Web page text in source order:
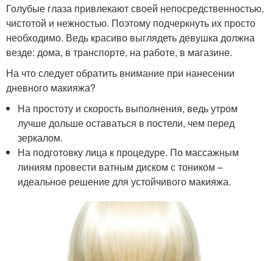
Голубые глаза привлекают своей непосредственностью,
чистотой и нежностью. Поэтому подчеркнуть их просто
необходимо. Ведь красиво выглядеть девушка должна
везде: дома, в транспорте, на работе, в магазине.
На что следует обратить внимание при нанесении
дневного макияжа?
На простоту и скорость выполнения, ведь утром
лучше дольше оставаться в постели, чем перед
зеркалом.
На подготовку лица к процедуре. По массажным
линиям провести ватным диском с тоником –
идеальное решение для устойчивого макияжа.